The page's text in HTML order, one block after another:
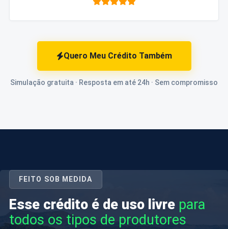
Quero Meu Crédito Também
Simulação gratuita · Resposta em até 24h · Sem compromisso
FEITO SOB MEDIDA
Esse crédito é de uso livre para
todos os tipos de produtores